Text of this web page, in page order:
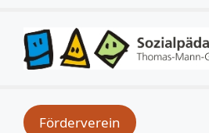
Förderverein